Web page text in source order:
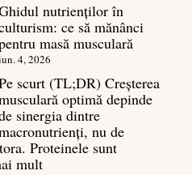
Ghid
complet
pentru
3D
nutrienților în
ce să mănânci
masă musculară
4, 2026
scurt (TL;DR) Creșterea
optimă depinde
sinergia dintre
nu de
Proteinele sunt
mult: